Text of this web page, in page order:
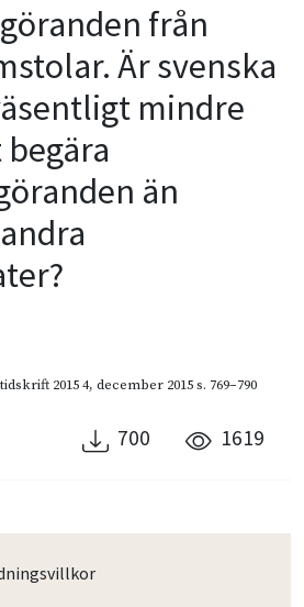
från
Är svenska
mindre
än
2015 4, december 2015s. 769–790
700 1619